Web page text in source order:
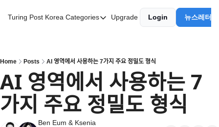
Turing Post Korea Categories
Categories
AI 에이전트
AI 101
AI Infra Unicorns
Community Twist
Upgrade Login 뉴스레터
Home Posts AI 영역에서 사용하는 7가지 주요 정밀도 형식
AI 영역에서 사용하는 7
가지 주요 정밀도 형식
Ben Eum & Ksenia